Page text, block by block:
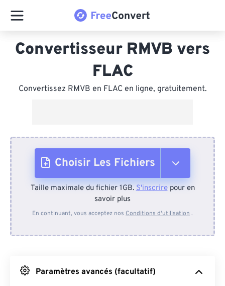
Convertisseur RMVB vers
FLAC
Convertissez RMVB en FLAC en ligne, gratuitement.
Choisir Les Fichiers
Depuis l'appareil
Depuis Google Drive
Taille maximale du fichier 1GB.S'inscrirepour en
savoir plus
En continuant, vous acceptez nos Conditions d'utilisation .
Paramètres avancés (facultatif)